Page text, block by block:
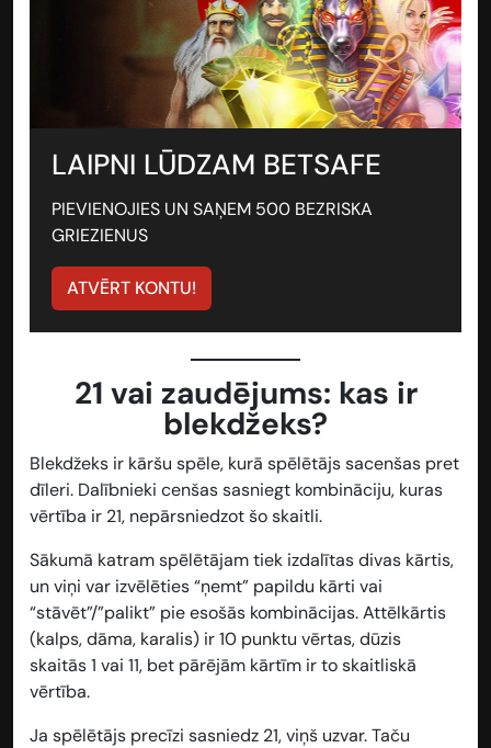
LAIPNI LŪDZAM BETSAFE
PIEVIENOJIES UN SAŅEM 500 BEZRISKA
GRIEZIENUS
ATVĒRT KONTU!
21 vai zaudējums: kas ir
blekdžeks?
Blekdžeks ir kāršu spēle, kurā spēlētājs sacenšas pret
dīleri. Dalībnieki cenšas sasniegt kombināciju, kuras
vērtība ir 21, nepārsniedzot šo skaitli.
Sākumā katram spēlētājam tiek izdalītas divas kārtis,
un viņi var izvēlēties “ņemt” papildu kārti vai
“stāvēt”/”palikt” pie esošās kombinācijas. Attēlkārtis
(kalps, dāma, karalis) ir 10 punktu vērtas, dūzis
skaitās 1 vai 11, bet pārējām kārtīm ir to skaitliskā
vērtība.
Ja spēlētājs precīzi sasniedz 21, viņš uzvar. Taču